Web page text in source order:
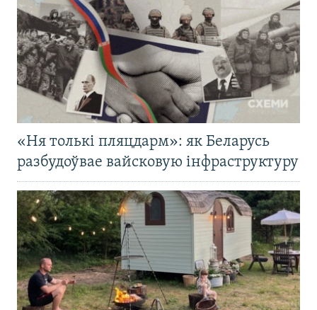
«Ня толькі пляцдарм»: як Беларусь
разбудоўвае вайсковую інфраструктуру